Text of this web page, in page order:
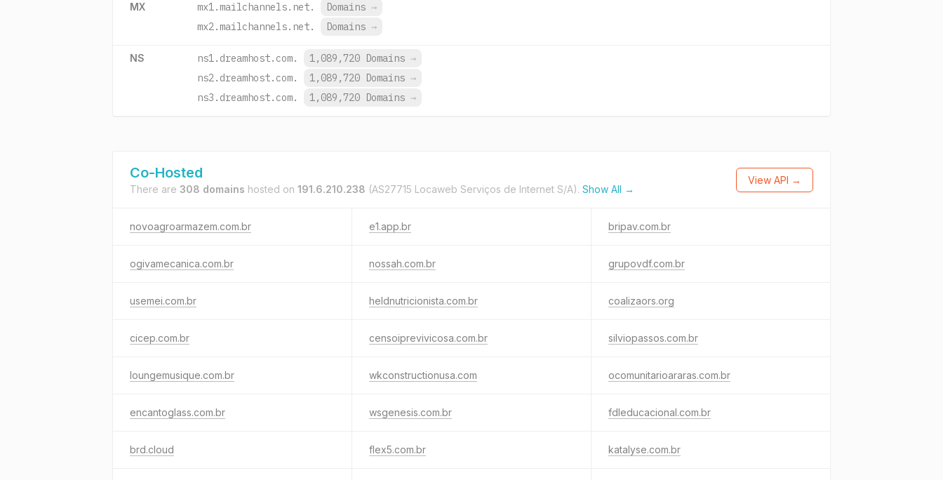
MX mx1.mailchannels.net. Domains →
mx2.mailchannels.net.
Domains →
NS ns1.dreamhost.com. 1,089,720 Domains →
ns2.dreamhost.com.
1,089,720 Domains →
ns3.dreamhost.com.
1,089,720 Domains →
Co-Hosted
There are 308 domains hosted on 191.6.210.238 (AS27715 Locaweb Serviços de Internet S/A). Show All →
View API →
novoagroarmazem.com.br e1.app.br bripav.com.br
ogivamecanica.com.br nossah.com.br grupovdf.com.br
usemei.com.br heldnutricionista.com.br coalizaors.org
cicep.com.br censoiprevivicosa.com.br silviopassos.com.br
loungemusique.com.br wkconstructionusa.com ocomunitarioararas.com.br
encantoglass.com.br wsgenesis.com.br fdleducacional.com.br
brd.cloud flex5.com.br katalyse.com.br